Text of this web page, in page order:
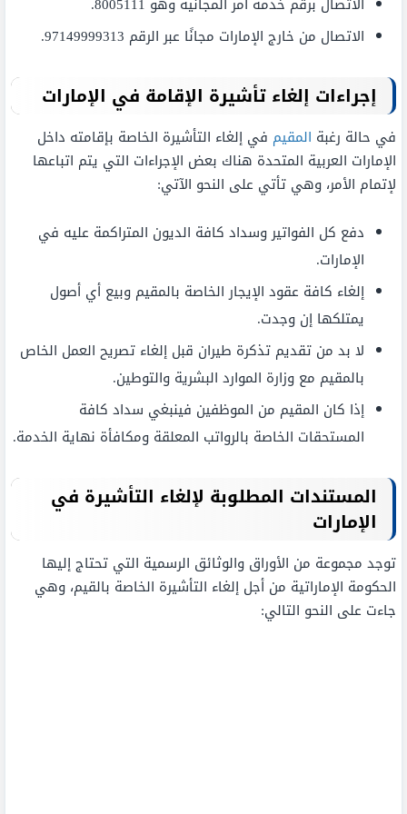
الاتصال من خارج الإمارات مجانًا عبر الرقم 97149999313.
إجراءات إلغاء تأشيرة الإقامة في الإمارات
في حالة رغبة المقيم في إلغاء التأشيرة الخاصة بإقامته داخل
الإمارات العربية المتحدة هناك بعض الإجراءات التي يتم اتباعها
لإتمام الأمر، وهي تأتي على النحو الآتي:
دفع كل الفواتير وسداد كافة الديون المتراكمة عليه في
الإمارات.
إلغاء كافة عقود الإيجار الخاصة بالمقيم وبيع أي أصول
يمتلكها إن وجدت.
لا بد من تقديم تذكرة طيران قبل إلغاء تصريح العمل الخاص
بالمقيم مع وزارة الموارد البشرية والتوطين.
إذا كان المقيم من الموظفين فينبغي سداد كافة
المستحقات الخاصة بالرواتب المعلقة ومكافأة نهاية الخدمة.
المستندات المطلوبة لإلغاء التأشيرة في
الإمارات
توجد مجموعة من الأوراق والوثائق الرسمية التي تحتاج إليها
الحكومة الإماراتية من أجل إلغاء التأشيرة الخاصة بالقيم، وهي
جاءت على النحو التالي: